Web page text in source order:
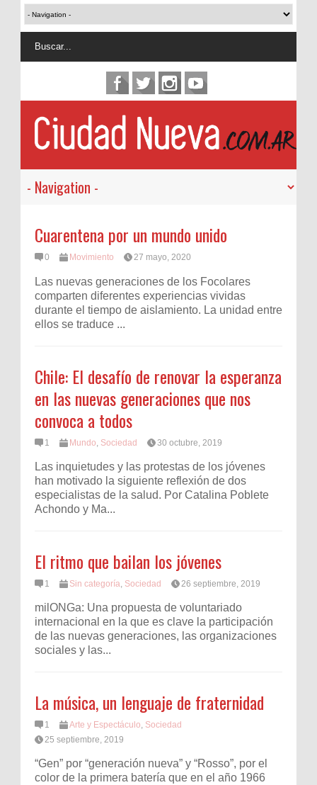
Cuarentena por un mundo unido
0 Movimiento 27 mayo, 2020
Las nuevas generaciones de los Focolares
comparten diferentes experiencias vividas
durante el tiempo de aislamiento. La unidad entre
ellos se traduce ...
Chile: El desafío de renovar la esperanza
en las nuevas generaciones que nos
convoca a todos
1 Mundo Sociedad 30 octubre, 2019
Las inquietudes y las protestas de los jóvenes
han motivado la siguiente reflexión de dos
especialistas de la salud. Por Catalina Poblete
Achondo y Ma...
El ritmo que bailan los jóvenes
1 Sin categoría, Sociedad 26 septiembre, 2019
milONGa: Una propuesta de voluntariado
internacional en la que es clave la participación
de las nuevas generaciones, las organizaciones
sociales y las...
La música, un lenguaje de fraternidad
1 Arte y Espectáculo, Sociedad
25 septiembre, 2019
“Gen” por “generación nueva” y “Rosso”, por el
color de la primera batería que en el año 1966